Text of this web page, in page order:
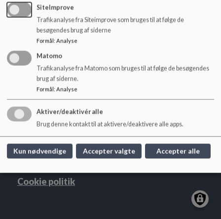
er en forældrebetalt frugtordning.
Hvor der er mad og produktion af mad som en del af
undervisningen lægger både skole og fritidsklubben sig også
op af rammerne for Sølvmærket i økologi.
Bjedstrup Skole og Børnehus
Bjedstrupvej 1 - 8660 Skanderborg
bjedstrupskole@skanderborg.dk
+45 87942000
EAN NR. 5798005707233
Sitemap
Cookie politik
SiteImprove
Trafikanalyse fra Siteimprove som bruges til at følge de
besøgendes brug af siderne
Formål: Analyse
Matomo
Trafikanalyse fra Matomo som bruges til at følge de besøgendes
brug af siderne.
Formål: Analyse
Aktiver/deaktivér alle
Brug denne kontakt til at aktivere/deaktivere alle apps.
Kun nødvendige Accepter valgte Accepter alle